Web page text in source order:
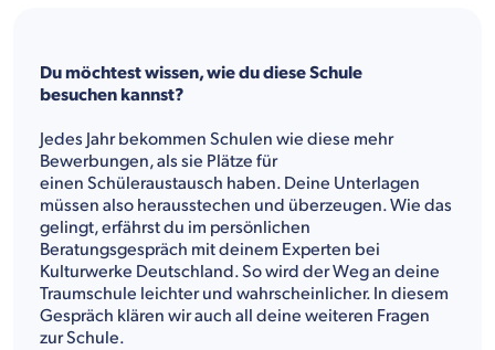
Du möchtest wissen, wie du diese Schule
besuchen kannst?
Jedes Jahr bekommen Schulen wie diese mehr
Bewerbungen, als sie Plätze für
einen Schüleraustausch haben. Deine Unterlagen
müssen also herausstechen und überzeugen. Wie das
gelingt, erfährst du im persönlichen
Beratungsgespräch mit deinem Experten bei
Kulturwerke Deutschland. So wird der Weg an deine
Traumschule leichter und wahrscheinlicher. In diesem
Gespräch klären wir auch all deine weiteren Fragen
zur Schule.